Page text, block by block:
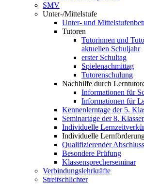
SMV
Unter-/Mittelstufe
Unter- und
Tutoren
Tutorinnen und
aktuellen Schuljahr
erster Schultag
Spielenachmittag
Tutorenschulung
Nachhilfe durch
Informationen für
Informationen für
Kennenlerntage der 5.
Seminartage der 8.
Individuelle
Individuelle
Qualifizierender
Besondere Prüfung
Klassensprecherseminar
Verbindungslehrkräfte
Streitschlichter